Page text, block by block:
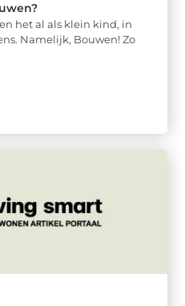
het al als klein kind, in
Namelijk, Bouwen! Zo